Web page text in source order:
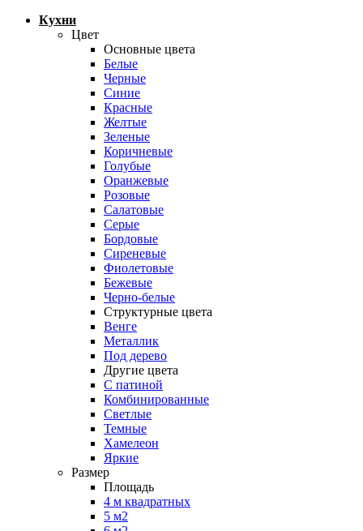
Кухни
Цвет
Основные цвета
Белые
Черные
Синие
Красные
Желтые
Зеленые
Коричневые
Голубые
Оранжевые
Розовые
Салатовые
Серые
Бордовые
Сиреневые
Фиолетовые
Бежевые
Черно-белые
Структурные цвета
Венге
Металлик
Под дерево
Другие цвета
С патиной
Комбинированные
Светлые
Темные
Хамелеон
Яркие
Размер
Площадь
4 м квадратных
5 м2